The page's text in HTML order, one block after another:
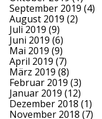
September 2019 (4)
August 2019 (2)
Juli 2019 (9)
Juni 2019 (6)
Mai 2019 (9)
April 2019 (7)
März 2019 (8)
Februar 2019 (3)
Januar 2019 (12)
Dezember 2018 (1)
November 2018 (7)